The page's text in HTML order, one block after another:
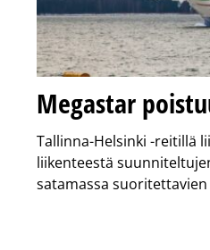
Megastar
Tallinna-Helsinki -reitillä
liikenteestä
satamassa